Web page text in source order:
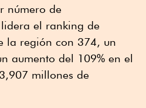
número de
el ranking de
la región con 374, un
aumento del 109% en el
millones de